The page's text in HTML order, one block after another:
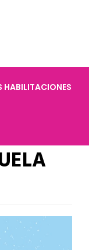
HABILITACIONES